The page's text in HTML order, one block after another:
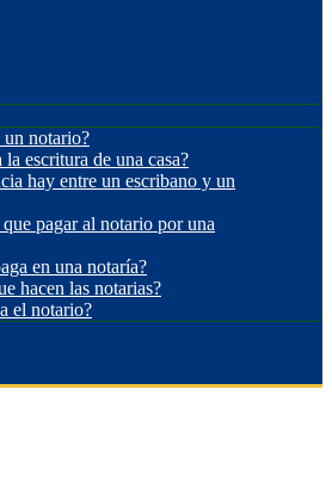
un notario?
escritura de una casa?
hay entre un escribano y un
pagar al notario por una
en una notaría?
hacen las notarias?
el notario?